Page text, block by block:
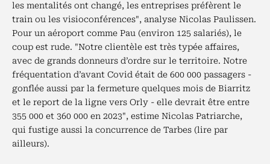
les mentalités ont changé, les entreprises préfèrent le
train ou les visioconférences", analyse Nicolas Paulissen.
Pour un aéroport comme Pau (environ 125 salariés), le
coup est rude. "Notre clientèle est très typée affaires,
avec de grands donneurs d’ordre sur le territoire. Notre
fréquentation d’avant Covid était de 600 000 passagers -
gonflée aussi par la fermeture quelques mois de Biarritz
et le report de la ligne vers Orly - elle devrait être entre
355 000 et 360 000 en 2023", estime Nicolas Patriarche,
qui fustige aussi la concurrence de Tarbes (lire par
ailleurs).